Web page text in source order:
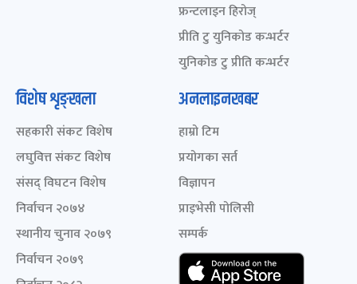
फ्रन्टलाइन हिरोज्
प्रीति टु युनिकोड कन्भर्टर
युनिकोड टु प्रीति कन्भर्टर
विशेष शृङ्खला
सहकारी संकट विशेष
लघुवित्त संकट विशेष
संसद् विघटन विशेष
निर्वाचन २०७४
स्थानीय चुनाव २०७९
निर्वाचन २०७९
अनलाइनखबर
हाम्रो टिम
प्रयोगका सर्त
विज्ञापन
प्राइभेसी पोलिसी
सम्पर्क